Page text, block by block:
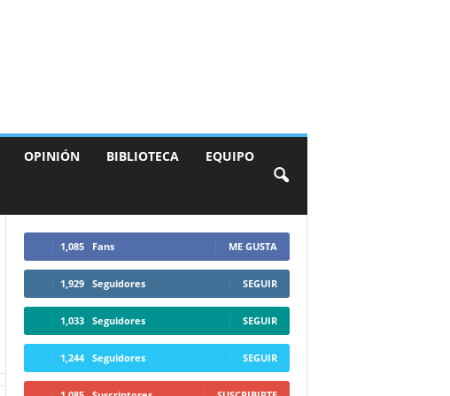
OPINIÓN BIBLIOTECA EQUIPO
1,085 Fans ME GUSTA
1,929 Seguidores SEGUIR
1,033 Seguidores SEGUIR
1,244 Seguidores SEGUIR